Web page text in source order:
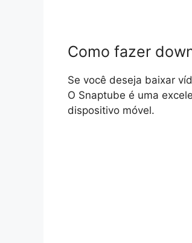
Como fazer
Se você deseja baixar
O Snaptube é uma
dispositivo móvel.